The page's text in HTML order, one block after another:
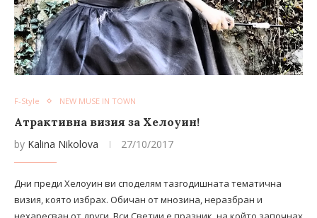
F-Style NEW MUSE IN TOWN
Атрактивна визия за Хелоуин!
by Kalina Nikolova 27/10/2017
Дни преди Хелоуин ви споделям тазгодишната тематична
визия, която избрах. Обичан от мнозина, неразбран и